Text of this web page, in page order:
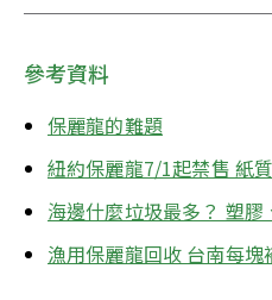
參考資料
保麗龍的難題
紐約保麗龍7/1起禁售 紙
海邊什麼垃圾最多？ 塑
漁用保麗龍回收 台南每塊